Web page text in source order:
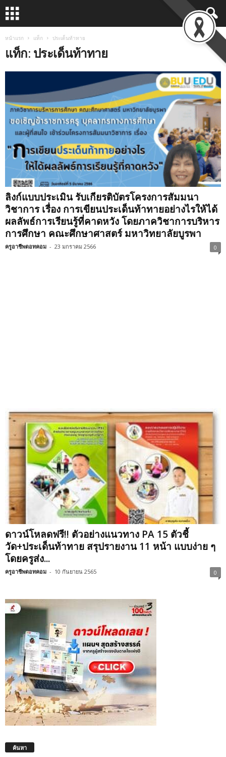
หน้าแรก แท็ก ประเด็นท้าทาย
แท็ก: ประเด็นท้าทาย
ลิงก์แบบประเมิน รับเกียรติบัตรโครงการสัมมนา
วิชาการ เรื่อง การเขียนประเด็นท้าทายอย่างไรให้ได้
ผลลัพธ์การเรียนรู้ที่คาดหวัง โดยภาควิชาการบริหาร
การศึกษา คณะศึกษาศาสตร์ มหาวิทยาลัยบูรพา
ครูอาชีพดอทคอม - 23 มกราคม 2566 0
ดาวน์โหลดฟรี!! ตัวอย่างแนวทาง PA 15 ตัวชี้
วัด+ประเด็นท้าทาย สรุปรายงาน 11 หน้า แบบง่าย ๆ
โดยครูส่ง...
ครูอาชีพดอทคอม - 10 กันยายน 2565 0
ค้นหา